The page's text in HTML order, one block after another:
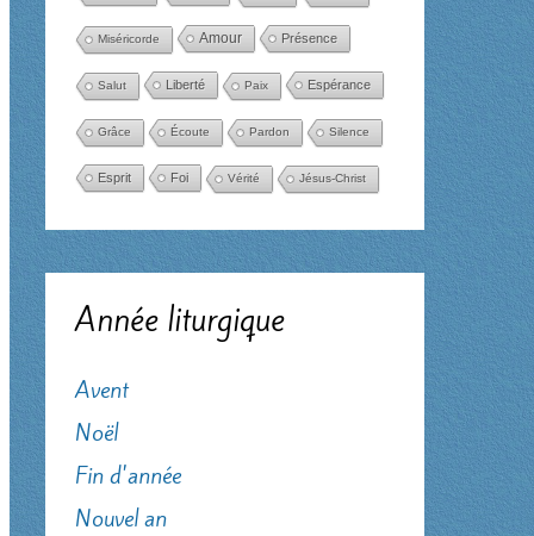
Miséricorde Amour Présence
Salut Liberté Paix Espérance
Grâce Écoute Pardon Silence
Esprit Foi Vérité Jésus-Christ
Année liturgique
Avent
Noël
Fin d'année
Nouvel an